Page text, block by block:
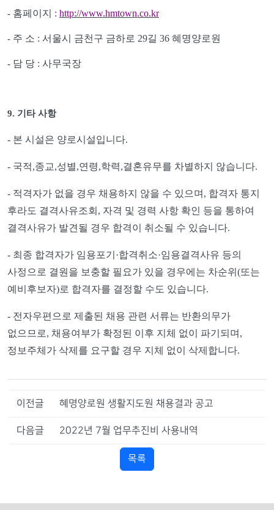
- 홈페이지 : http://www.hmtown.co.kr
- 주 소 : 서울시 금천구 금하로 29길 36 혜명양로원
- 담 당 : 사무국장
9. 기타 사항
- 본 시설은 양로시설입니다.
- 국적,종교,성별,연령,학력,결혼유무를 차별하지 않습니다.
- 적격자가 없을 경우 채용하지 않을 수 있으며 , 합격자 통지
후라도 결격사유조회 , 자격 및 경력 사항 확인 등을 통하여
결격사유가 발견될 경우 합격이 취소될 수 있습니다.
- 최종 합격자가 임용포기 ·합격취소·임용결격사유 등의
사정으로 결원을 보충할 필요가 있을 경우에는 차순위 (또는
예비후보자)로 합격자를 결정할 수도 있습니다.
- 전자우편으로 제출된 채용 관련 서류는 반환의무가
없으므로, 채용여부가 확정된 이후 지체 없이 파기되며 ,
정보주체가 삭제를 요구할 경우 지체 없이 삭제합니다.
이전글 혜명양로원 생활지도원 채용결과 공고
다음글 2022년 7월 업무추진비 사용내역
목록